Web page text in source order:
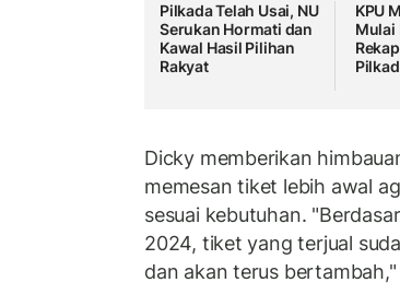
Pilkada Telah Usai, NU
Serukan Hormati dan
Kawal Hasil Pilihan
Rakyat
KPU
Mulai
Dicky memberikan
memesan tiket lebih awal
sesuai kebutuhan.
2024, tiket yang terjual
dan akan terus